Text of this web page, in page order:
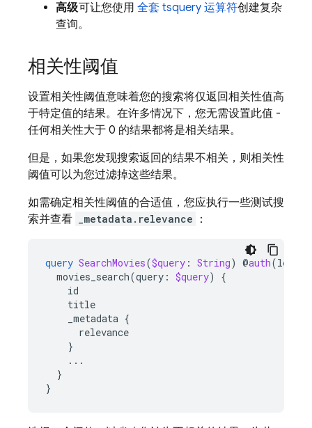
高级可让您使用 全套 tsquery 运算符创建复杂
查询。
相关性阈值
设置相关性阈值意味着您的搜索将仅返回相关性值高
于特定值的结果。在许多情况下，您无需设置此值 -
任何相关性大于 0 的结果都将是相关结果。
但是，如果您发现搜索返回的结果不相关，则相关性
阈值可以为您过滤掉这些结果。
如需确定相关性阈值的合适值，您应执行一些测试搜
索并查看
_metadata.relevance ：
query SearchMovies($query : String) @auth(level
movies_search(query : $query)
{
id
title
_metadata {
relevance
}
...
}
}